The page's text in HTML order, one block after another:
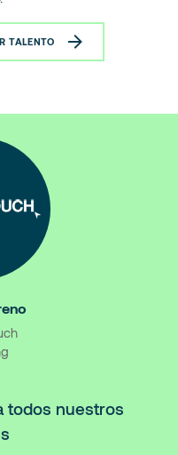
TALENTO
todos nuestros